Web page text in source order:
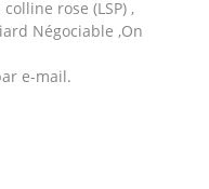
rose (LSP) ,
Négociable ,On
e-mail.